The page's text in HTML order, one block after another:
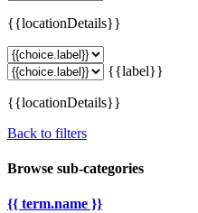
{{locationDetails}}
{{label}}
{{locationDetails}}
Back to filters
Browse sub-categories
{{ term.name }}